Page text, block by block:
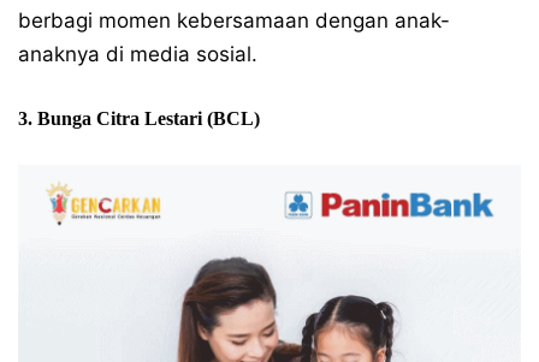
berbagi momen kebersamaan dengan anak-
anaknya di media sosial.
3. Bunga Citra Lestari (BCL)